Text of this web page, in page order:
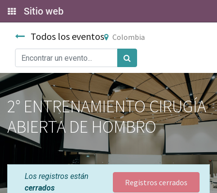
Sitio web
Todos los eventos Colombia
2° ENTRENAMIENTO CIRUGÍA
ABIERTA DE HOMBRO
Los registros están
cerrados
Registros cerrados